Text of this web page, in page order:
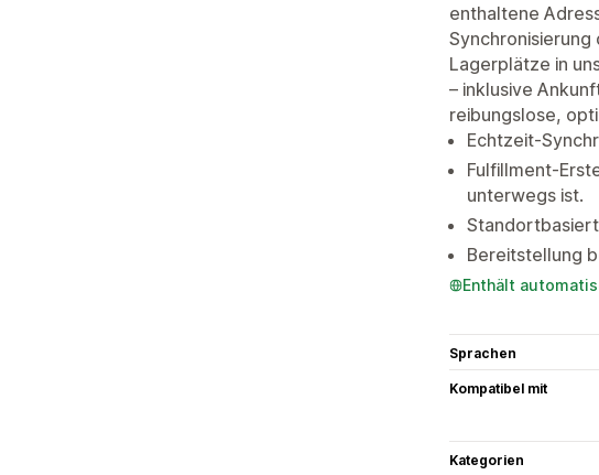
enthaltene
Lagerplätze in
– inklusive
reibungslose,
Echtzeit-
Fulfillment-
unterwegs ist.
Bereitstellung
Enthält
Sprachen
Kompatibel mit
Kategorien